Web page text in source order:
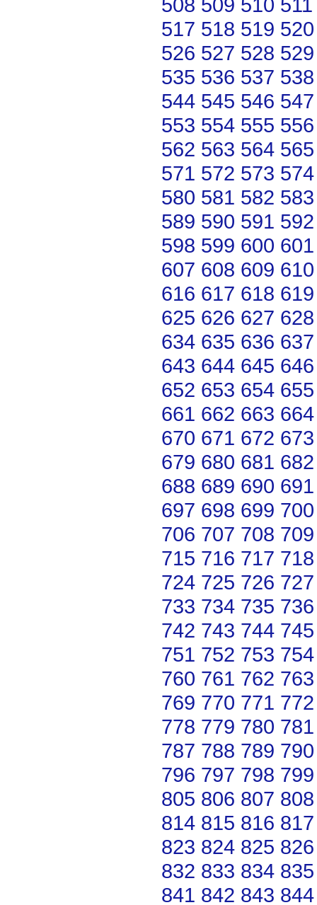
517 518 519 520
526 527 528 529
535 536 537 538
544 545 546 547
553 554 555 556
562 563 564 565
571 572 573 574
580 581 582 583
589 590 591 592
598 599 600 601
607 608 609 610
616 617 618 619
625 626 627 628
634 635 636 637
643 644 645 646
652 653 654 655
661 662 663 664
670 671 672 673
679 680 681 682
688 689 690 691
697 698 699 700
706 707 708 709
715 716 717 718
724 725 726 727
733 734 735 736
742 743 744 745
751 752 753 754
760 761 762 763
769 770 771 772
778 779 780 781
787 788 789 790
796 797 798 799
805 806 807 808
814 815 816 817
823 824 825 826
832 833 834 835
841 842 843 844